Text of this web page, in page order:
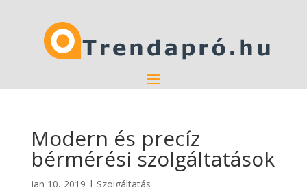
Modern és precíz
bérmérési szolgáltatások
jan 10, 2019 | Szolgáltatás